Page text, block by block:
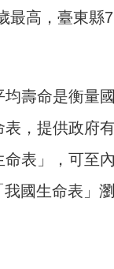
高，臺東
壽命是衡量
，提供政府
表」，可至
國生命表」瀏